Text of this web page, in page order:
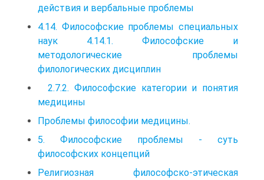
действия и вербальные проблемы
4.14. Философские проблемы специальных
наук 4.14.1. Философские и
методологические проблемы
филологических дисциплин
2.7.2. Философские категории и понятия
медицины
Проблемы философии медицины.
5. Философские проблемы - суть
философских концепций
Религиозная философско-этическая